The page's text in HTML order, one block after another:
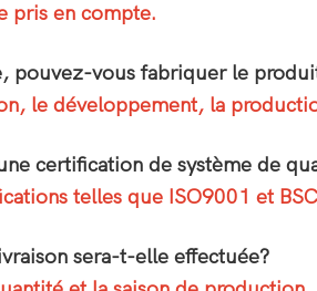
pris en compte.
pouvez-vous fabriquer le
le développement, la
certification de système de
telles que ISO9001 et
sera-t-elle effectuée?